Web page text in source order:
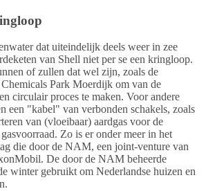
dat uiteindelijk deels weer in zee
van Shell niet per se een kringloop.
of zullen dat wel zijn, zoals de
Park Moerdijk om van de
circulair proces te maken. Voor andere
een "kabel" van verbonden schakels, zoals
van (vloeibaar) aardgas voor de
Zo is er onder meer in het
die door de NAM, een joint-venture van
De door de NAM beheerde
winter gebruikt om Nederlandse huizen en